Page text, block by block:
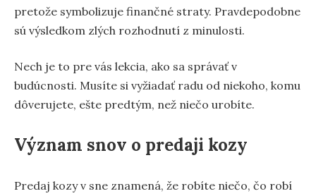
pretože symbolizuje finančné straty. Pravdepodobne
sú výsledkom zlých rozhodnutí z minulosti.
Nech je to pre vás lekcia, ako sa správať v
budúcnosti. Musíte si vyžiadať radu od niekoho, komu
dôverujete, ešte predtým, než niečo urobíte.
Význam snov o predaji kozy
Predaj kozy v sne znamená, že robíte niečo, čo robí